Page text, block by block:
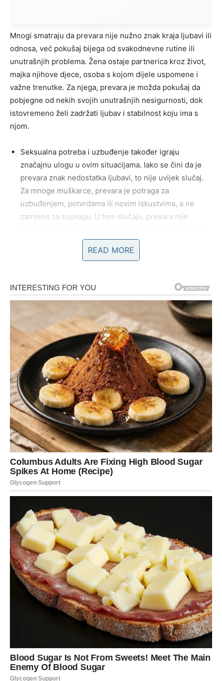
Mnogi smatraju da prevara nije nužno znak kraja ljubavi ili
odnosa, već pokušaj bijega od svakodnevne rutine ili
unutrašnjih problema. Žena ostaje partnerica kroz život,
majka njihove djece, osoba s kojom dijele uspomene i
važne trenutke. Za njega, prevara je možda pokušaj da
pobjegne od nekih svojih unutrašnjih nesigurnosti, dok
istovremeno želi zadržati ljubav i stabilnost koju ima s
njom.
Seksualna potreba i uzbuđenje također igraju
značajnu ulogu u ovim situacijama. Iako se čini da je
prevara znak nedostatka ljubavi, to nije uvijek slučaj.
Za mnoge muškarce, prevara je potraga za
uzbuđenjem, potvrdama ili novim iskustvima, a ne
zamjena za suprugu. U tom slučaju, prevara nije
privučeno, bez nužnosti da se odvoje od svoje žene.
muškarci ostaju u braku, iako su emocionalno ili fizički
povezani s nekim drugim. Razvod može dovesti do
finansijskih problema, gubitka kontakta s djecom, pa i
društvene osude. Ovaj strah od gubitka sigurnosti može
biti dovoljno jak da zadrži muškarca u braku, čak i ako
njihov odnos više nije ispunjavajući.
U nekim slučajevima, muškarac može osjećati krivnju
zbog prevare i pokušati popraviti odnos. Oni koji
prepoznaju svoju grešku žele obnoviti povjerenje i ulože
trud u popravljanje odnosa. Takvi muškarci doživljavaju
prevaru kao privremenu grešku koju žele ispraviti, s
nadom da će ponovno izgraditi stabilnost u svom braku.
Nažalost, postoje i muškarci koji žele “sve” – sigurnost
porodice i uzbuđenje izvan braka. Ovo može biti oblik
emocionalne nezrelosti, jer žele zadržati oba svijeta,
manipulirajući osjećanjima svojih partnerica. Ovaj oblik
ponašanja ne pokazuje spremnost na odgovornost,
već je jednostavan bijeg od problema.
READ MORE